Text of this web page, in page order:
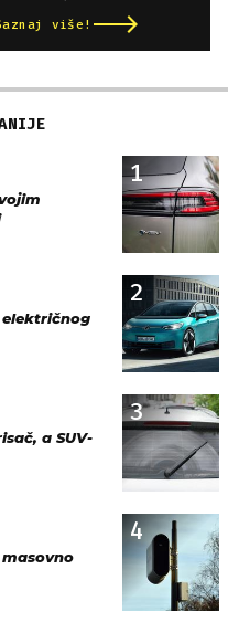
više!
1
2
električnog
3
a SUV-
4